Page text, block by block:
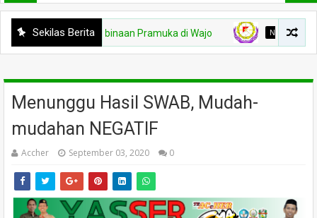
Sekilas Berita
Pembinaan Pramuka di Wajo NARAKARYA
Menunggu Hasil SWAB, Mudah-
mudahan NEGATIF
Accher September 03, 2020 0